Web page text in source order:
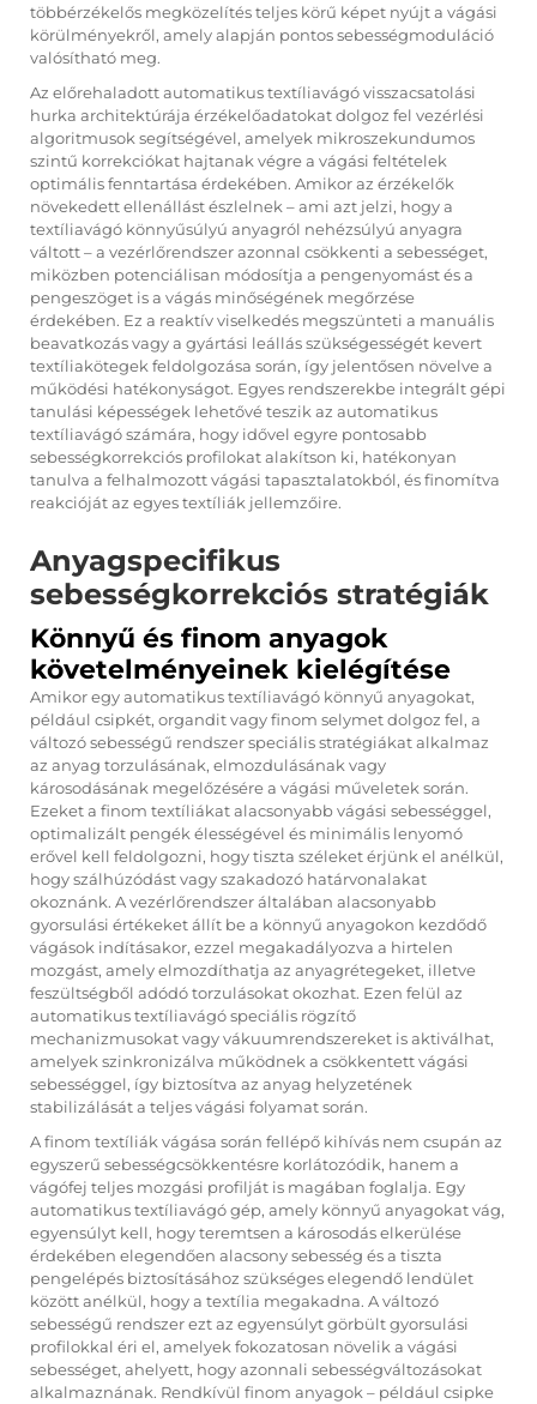
többérzékelős megközelítés teljes körű képet nyújt a vágási
körülményekről, amely alapján pontos sebességmoduláció
valósítható meg.
Az előrehaladott automatikus textíliavágó visszacsatolási
hurka architektúrája érzékelőadatokat dolgoz fel vezérlési
algoritmusok segítségével, amelyek mikroszekundumos
szintű korrekciókat hajtanak végre a vágási feltételek
optimális fenntartása érdekében. Amikor az érzékelők
növekedett ellenállást észlelnek – ami azt jelzi, hogy a
textíliavágó könnyűsúlyú anyagról nehézsúlyú anyagra
váltott – a vezérlőrendszer azonnal csökkenti a sebességet,
miközben potenciálisan módosítja a pengenyomást és a
pengeszöget is a vágás minőségének megőrzése
érdekében. Ez a reaktív viselkedés megszünteti a manuális
beavatkozás vagy a gyártási leállás szükségességét kevert
textíliakötegek feldolgozása során, így jelentősen növelve a
működési hatékonyságot. Egyes rendszerekbe integrált gépi
tanulási képességek lehetővé teszik az automatikus
textíliavágó számára, hogy idővel egyre pontosabb
sebességkorrekciós profilokat alakítson ki, hatékonyan
tanulva a felhalmozott vágási tapasztalatokból, és finomítva
reakcióját az egyes textíliák jellemzőire.
Anyagspecifikus
sebességkorrekciós stratégiák
Könnyű és finom anyagok
követelményeinek kielégítése
Amikor egy automatikus textíliavágó könnyű anyagokat,
például csipkét, organdit vagy finom selymet dolgoz fel, a
változó sebességű rendszer speciális stratégiákat alkalmaz
az anyag torzulásának, elmozdulásának vagy
károsodásának megelőzésére a vágási műveletek során.
Ezeket a finom textíliákat alacsonyabb vágási sebességgel,
optimalizált pengék élességével és minimális lenyomó
erővel kell feldolgozni, hogy tiszta széleket érjünk el anélkül,
hogy szálhúzódást vagy szakadozó határvonalakat
okoznánk. A vezérlőrendszer általában alacsonyabb
gyorsulási értékeket állít be a könnyű anyagokon kezdődő
vágások indításakor, ezzel megakadályozva a hirtelen
mozgást, amely elmozdíthatja az anyagrétegeket, illetve
feszültségből adódó torzulásokat okozhat. Ezen felül az
automatikus textíliavágó speciális rögzítő
mechanizmusokat vagy vákuumrendszereket is aktiválhat,
amelyek szinkronizálva működnek a csökkentett vágási
sebességgel, így biztosítva az anyag helyzetének
stabilizálását a teljes vágási folyamat során.
A finom textíliák vágása során fellépő kihívás nem csupán az
egyszerű sebességcsökkentésre korlátozódik, hanem a
vágófej teljes mozgási profilját is magában foglalja. Egy
automatikus textíliavágó gép, amely könnyű anyagokat vág,
egyensúlyt kell, hogy teremtsen a károsodás elkerülése
érdekében elegendően alacsony sebesség és a tiszta
pengelépés biztosításához szükséges elegendő lendület
között anélkül, hogy a textília megakadna. A változó
sebességű rendszer ezt az egyensúlyt görbült gyorsulási
profilokkal éri el, amelyek fokozatosan növelik a vágási
sebességet, ahelyett, hogy azonnali sebességváltozásokat
alkalmaznának. Rendkívül finom anyagok – például csipke